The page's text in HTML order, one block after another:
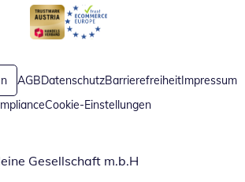
Öffnet in neuem Fenster
Öffnet in neuem Fenster
AGBDatenschutzBarrierefreiheitImpressum
Cookie-Einstellungen
Gesellschaft m.b.H